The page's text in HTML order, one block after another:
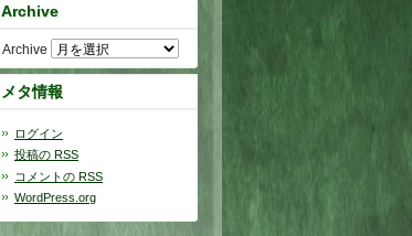
Archive
Archive
メタ情報
ログイン
投稿の RSS
コメントの RSS
WordPress.org